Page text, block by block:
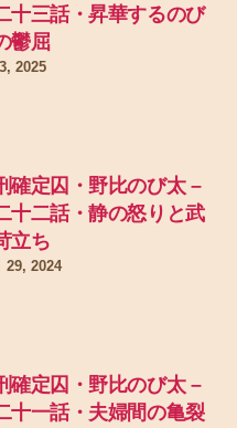
十三話・昇華するのび
鬱屈
2025
確定囚・野比のび太 –
十二話・静の怒りと武
立ち
29, 2024
確定囚・野比のび太 –
十一話・夫婦間の亀裂